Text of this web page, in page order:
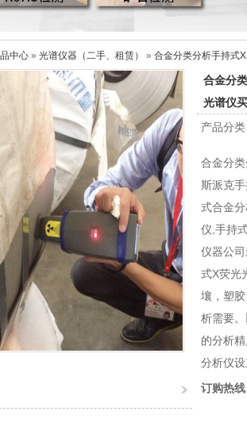
中心 » 光谱仪器（二手、租赁） » 合金分类分析手持式
合金分
光谱仪
产品分类
合金分
斯派克
式合金
仪,手持
仪器公
式X荧光
壤，塑
析需要
的分析
分析仪设
订购热线